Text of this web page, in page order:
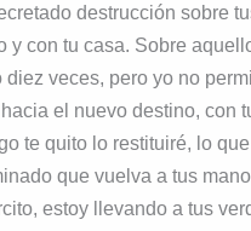
destrucción sobre
y con tu casa. Sobre
diez veces, pero yo no
el nuevo destino, con
te quito lo restituiré, lo
que vuelva a tus
estoy llevando a tus